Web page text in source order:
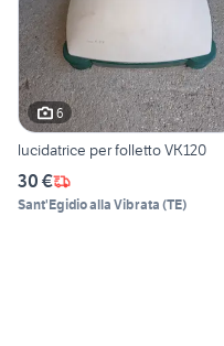
6
lucidatrice per folletto VK120
30 €
Sant'Egidio alla Vibrata (TE)